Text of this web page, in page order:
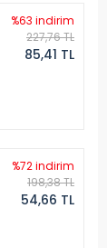
%63 indirim
227,76 TL
85,41 TL
%72 indirim
198,38 TL
54,66 TL